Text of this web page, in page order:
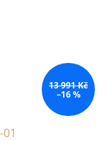
13 991 Kč
–16 %